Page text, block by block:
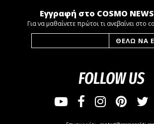
Εγγραφή στο COSMO
Για να μαθαίνετε πρώτοι τι ανεβαίνει στο
FOLLOW US